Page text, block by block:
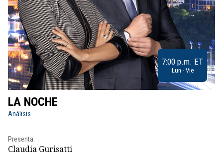
7:00 p.m. ET
Lun - Vie
LA NOCHE
Análisis
Presenta:
Claudia Gurisatti